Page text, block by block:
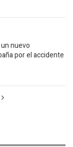
nuevo
por el accidente